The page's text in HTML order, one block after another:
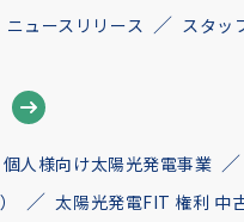
ニュースリリース スタッ
個人様向け太陽光発電事業
太陽光発電FIT 権利 中